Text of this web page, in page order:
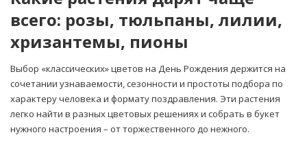
всего: розы, тюльпаны, лилии,
хризантемы, пионы
Выбор «классических» цветов на День Рождения держится на
сочетании узнаваемости, сезонности и простоты подбора по
характеру человека и формату поздравления. Эти растения
легко найти в разных цветовых решениях и собрать в букет
нужного настроения – от торжественного до нежного.